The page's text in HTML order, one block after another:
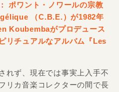
ポワント・ノワールの宗教
（C.B.E.）が1982年
Koubembaがプロデュース
リチュアルなアルバム『Les
れず、現在では事実上入手不
リカ音楽コレクターの間で長